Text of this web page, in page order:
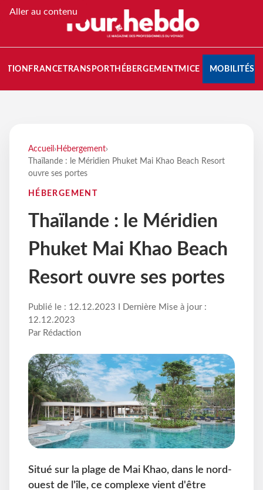
Aller au contenu
FRANCETRANSPORT HÉBERGEMENTMICE MOBILITÉS
Accueil › Hébergement›
Thaïlande : le Méridien Phuket Mai Khao Beach Resort
ouvre ses portes
HÉBERGEMENT
Thaïlande : le Méridien
Phuket Mai Khao Beach
Resort ouvre ses portes
Publié le : 12.12.2023 I Dernière Mise à jour :
12.12.2023
Par Rédaction
Situé sur la plage de Mai Khao, dans le nord-
ouest de l'île, ce complexe vient d'être